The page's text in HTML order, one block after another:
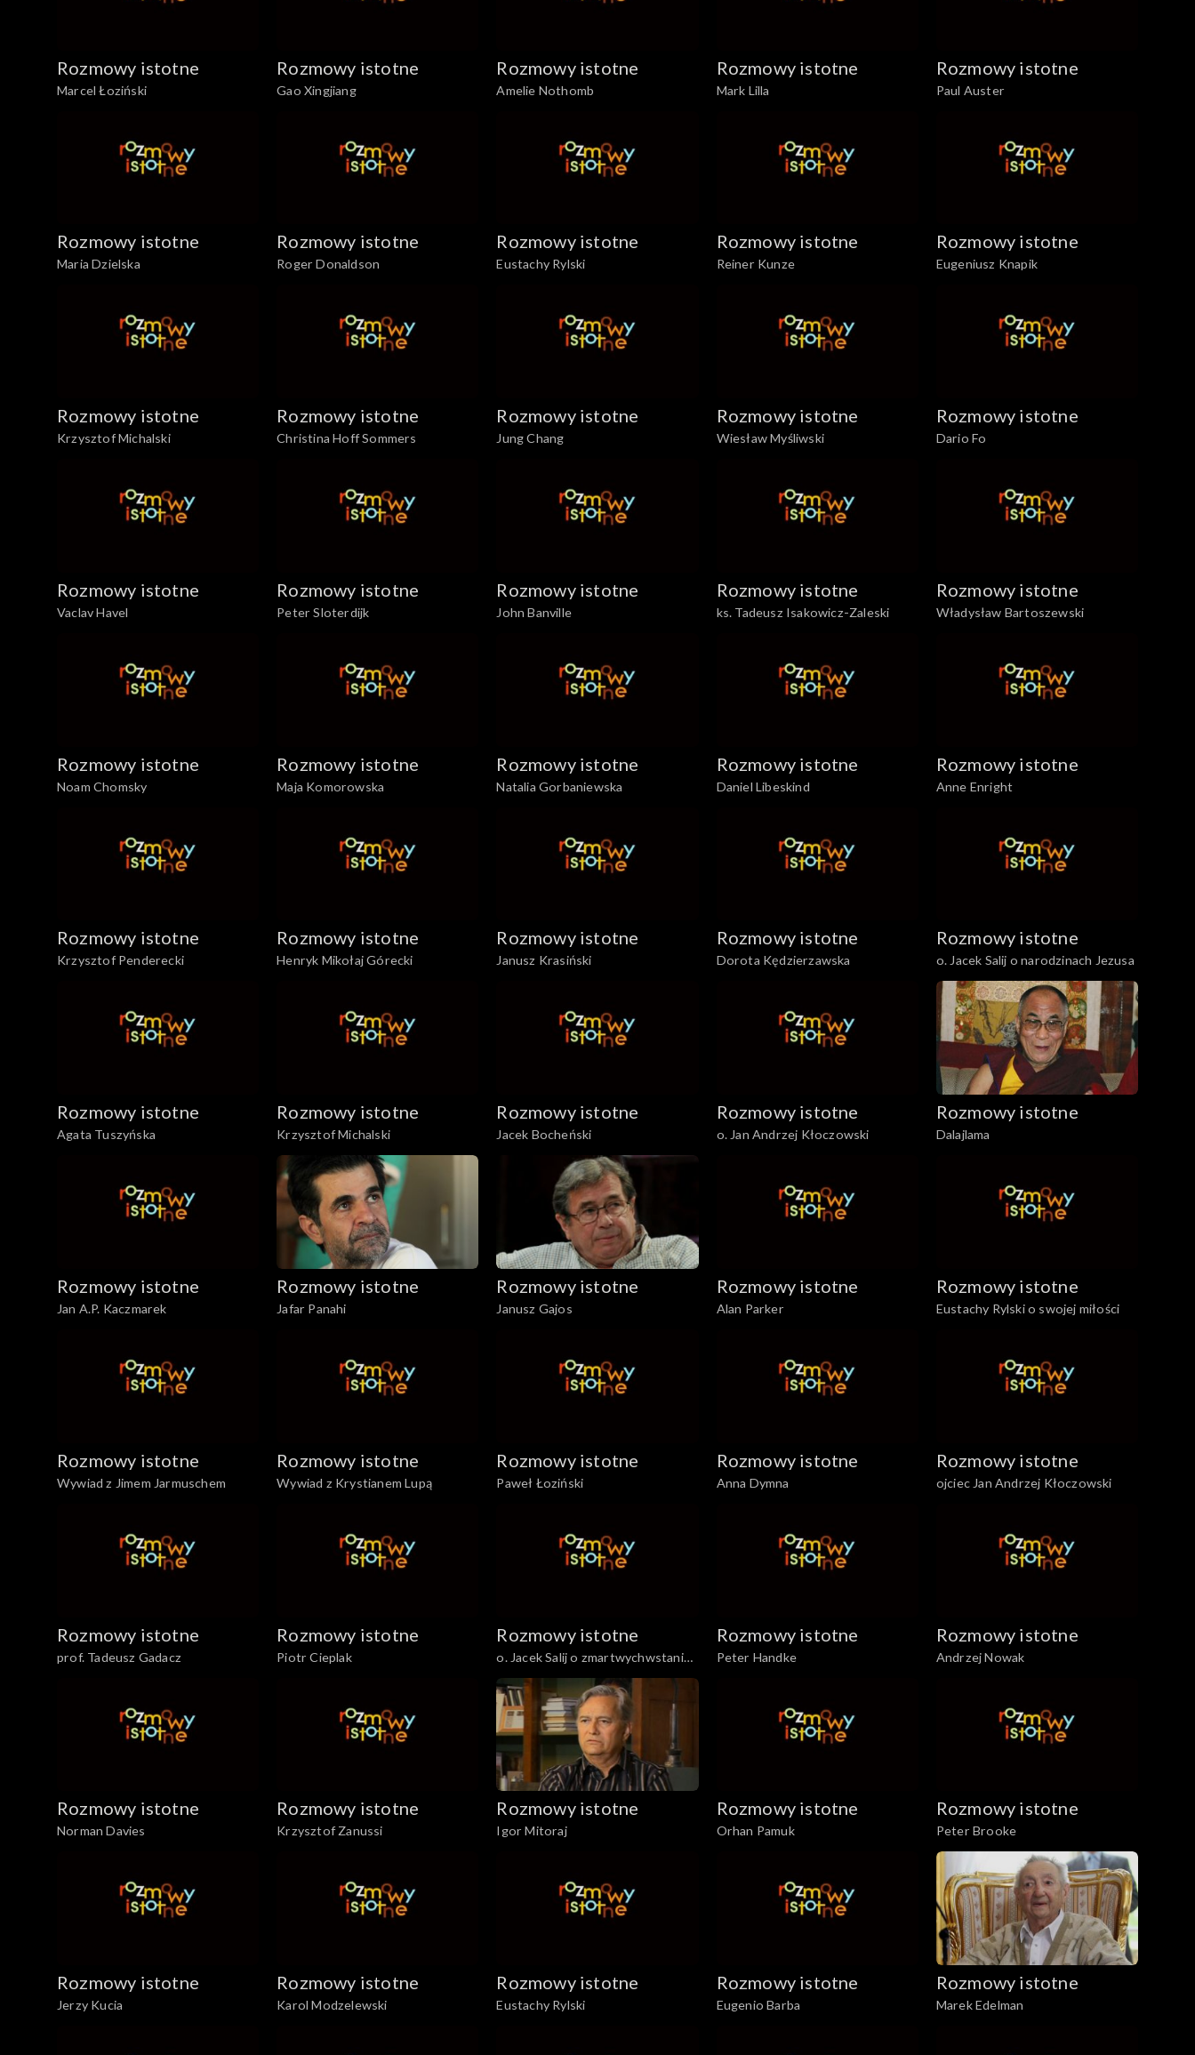
Rozmowy istotne
Marcel Łoziński
Rozmowy istotne
Gao Xingjiang
Rozmowy istotne
Amelie Nothomb
Rozmowy istotne
Mark Lilla
Rozmowy istotne
Paul Auster
Rozmowy istotne
Maria Dzielska
Rozmowy istotne
Roger Donaldson
Rozmowy istotne
Eustachy Rylski
Rozmowy istotne
Reiner Kunze
Rozmowy istotne
Eugeniusz Knapik
Rozmowy istotne
Krzysztof Michalski
Rozmowy istotne
Christina Hoff Sommers
Rozmowy istotne
Jung Chang
Rozmowy istotne
Wiesław Myśliwski
Rozmowy istotne
Dario Fo
Rozmowy istotne
Vaclav Havel
Rozmowy istotne
Peter Sloterdijk
Rozmowy istotne
John Banville
Rozmowy istotne
ks. Tadeusz Isakowicz-Zaleski
Rozmowy istotne
Władysław Bartoszewski
Rozmowy istotne
Noam Chomsky
Rozmowy istotne
Maja Komorowska
Rozmowy istotne
Natalia Gorbaniewska
Rozmowy istotne
Daniel Libeskind
Rozmowy istotne
Anne Enright
Rozmowy istotne
Krzysztof Penderecki
Rozmowy istotne
Henryk Mikołaj Górecki
Rozmowy istotne
Janusz Krasiński
Rozmowy istotne
Dorota Kędzierzawska
Rozmowy istotne
o. Jacek Salij o narodzinach Jezusa
Rozmowy istotne
Agata Tuszyńska
Rozmowy istotne
Krzysztof Michalski
Rozmowy istotne
Jacek Bocheński
Rozmowy istotne
o. Jan Andrzej Kłoczowski
Rozmowy istotne
Dalajlama
Rozmowy istotne
Jan A.P. Kaczmarek
Rozmowy istotne
Jafar Panahi
Rozmowy istotne
Janusz Gajos
Rozmowy istotne
Alan Parker
Rozmowy istotne
Eustachy Rylski o swojej miłości
Rozmowy istotne
Wywiad z Jimem Jarmuschem
Rozmowy istotne
Wywiad z Krystianem Lupą
Rozmowy istotne
Paweł Łoziński
Rozmowy istotne
Anna Dymna
Rozmowy istotne
ojciec Jan Andrzej Kłoczowski
Rozmowy istotne
prof. Tadeusz Gadacz
Rozmowy istotne
Piotr Cieplak
Rozmowy istotne
o. Jacek Salij o zmartwychwstaniu
Chrystusa
Rozmowy istotne
Peter Handke
Rozmowy istotne
Andrzej Nowak
Rozmowy istotne
Norman Davies
Rozmowy istotne
Krzysztof Zanussi
Rozmowy istotne
Igor Mitoraj
Rozmowy istotne
Orhan Pamuk
Rozmowy istotne
Peter Brooke
Rozmowy istotne
Jerzy Kucia
Rozmowy istotne
Karol Modzelewski
Rozmowy istotne
Eustachy Rylski
Rozmowy istotne
Eugenio Barba
Rozmowy istotne
Marek Edelman